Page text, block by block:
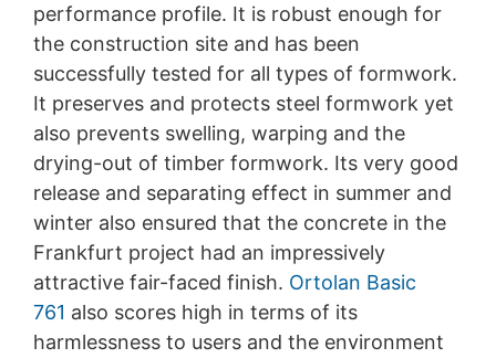
performance profile. It is robust enough for
the construction site and has been
successfully tested for all types of formwork.
It preserves and protects steel formwork yet
also prevents swelling, warping and the
drying-out of timber formwork. Its very good
release and separating effect in summer and
winter also ensured that the concrete in the
Frankfurt project had an impressively
attractive fair-faced finish. Ortolan Basic
761 also scores high in terms of its
harmlessness to users and the environment